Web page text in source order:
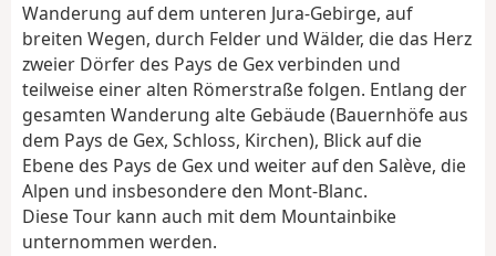
t
o
n
Wanderung auf dem unteren Jura-Gebirge, auf
breiten Wegen, durch Felder und Wälder, die das Herz
zweier Dörfer des Pays de Gex verbinden und
teilweise einer alten Römerstraße folgen. Entlang der
gesamten Wanderung alte Gebäude (Bauernhöfe aus
dem Pays de Gex, Schloss, Kirchen), Blick auf die
Ebene des Pays de Gex und weiter auf den Salève, die
Alpen und insbesondere den Mont-Blanc.
Diese Tour kann auch mit dem Mountainbike
unternommen werden.